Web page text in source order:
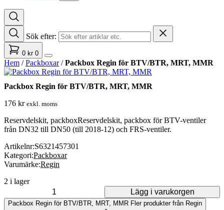
Sök efter:
0 kr 0
Hem /Packboxar/Packbox Regin för BTV/BTR, MRT, MMR
Packbox Regin för BTV/BTR, MRT, MMR
176 kr exkl. moms
Reservdelskit, packboxReservdelskit, packbox för BTV-ventiler
från DN32 till DN50 (till 2018-12) och FRS-ventiler.
Artikelnr:S6321457301
Kategori:Packboxar
Varumärke:Regin
2 i lager
Packbox Regin för BTV/BTR, MRT, MMR mängd
Lägg i varukorgen
Packbox Regin för BTV/BTR, MRT, MMR Fler produkter från Regin